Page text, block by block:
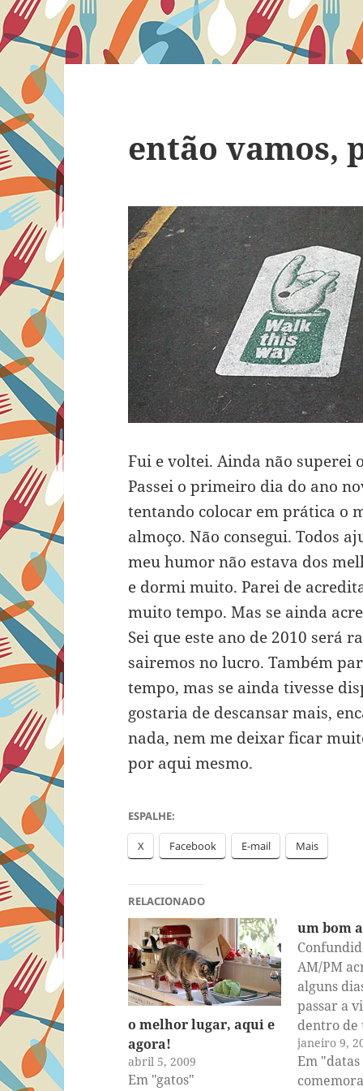
então vamos,
Fui e voltei. Ainda não superei
Passei o primeiro dia do ano
tentando colocar em prática o
almoço. Não consegui. Todos
meu humor não estava dos
e dormi muito. Parei de
muito tempo. Mas se ainda
Sei que este ano de 2010 será
sairemos no lucro. Também
tempo, mas se ainda tivesse
gostaria de descansar mais,
nada, nem me deixar ficar
por aqui mesmo.
ESPALHE:
X Facebook E-mail Mais
RELACIONADO
o melhor lugar, aqui e
agora!
abril 5, 2009
Em "gatos"
um bom
AM/PM
alguns
passar a
dentro de
American
tempo
janeiro 9,
Em "datas